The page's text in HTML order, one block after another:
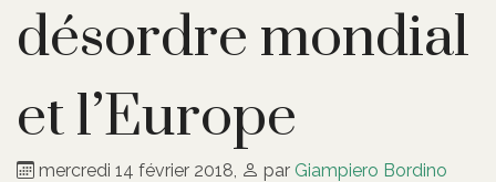
désordre mondial
et l’Europe
mercredi 14 février 2018 par Giampiero Bordino